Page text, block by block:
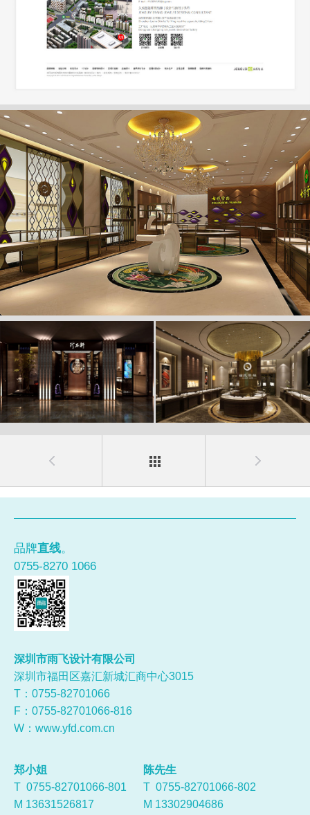
品牌直线。
0755-8270 1066
深圳市雨飞设计有限公司
深圳市福田区嘉汇新城汇商中心3015
T：0755-82701066
F：0755-82701066-816
W： www.yfd.com.cn
郑小姐
T 0755-82701066-801
M 13631526817
陈先生
T 0755-82701066-802
M 13302904686